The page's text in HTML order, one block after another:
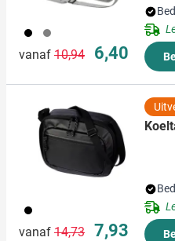
001 003
vanaf Normale prijs
10,94 Speciale prijs
6,40
001
vanaf Normale prijs
14,73 Speciale prijs
7,93